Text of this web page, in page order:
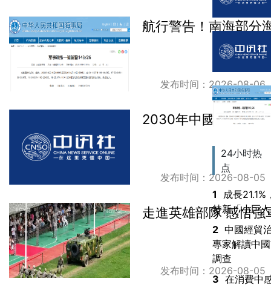
航行警告！南海部分
发布时间：2026-08-06
2030年中國基本形
发布时间：2026-08-05
走進英雄部隊 感悟強
发布时间：2026-08-05
24小时热
点
1
成長
特新「小​​巨
2 中國經貿
專家解讀中
調查
3 在消費中